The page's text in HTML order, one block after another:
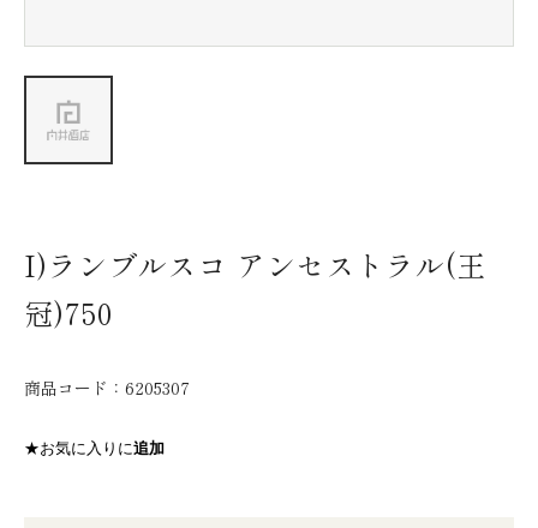
I)ランブルスコ アンセストラル(王
冠)750
商品コード： 6205307
★お気に入りに追加